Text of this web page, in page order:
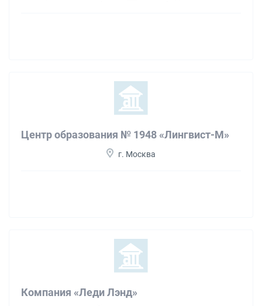
Центр образования № 1948 «Лингвист-М»
г. Москва
Компания «Леди Лэнд»